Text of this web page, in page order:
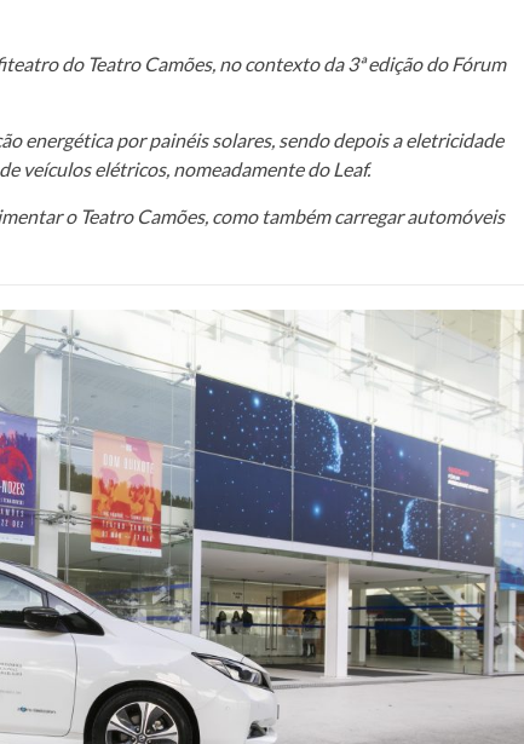
do Teatro Camões, no contexto da 3ª edição do Fórum
energética por painéis solares, sendo depois a eletricidade
veículos elétricos, nomeadamente do Leaf.
o Teatro Camões, como também carregar automóveis